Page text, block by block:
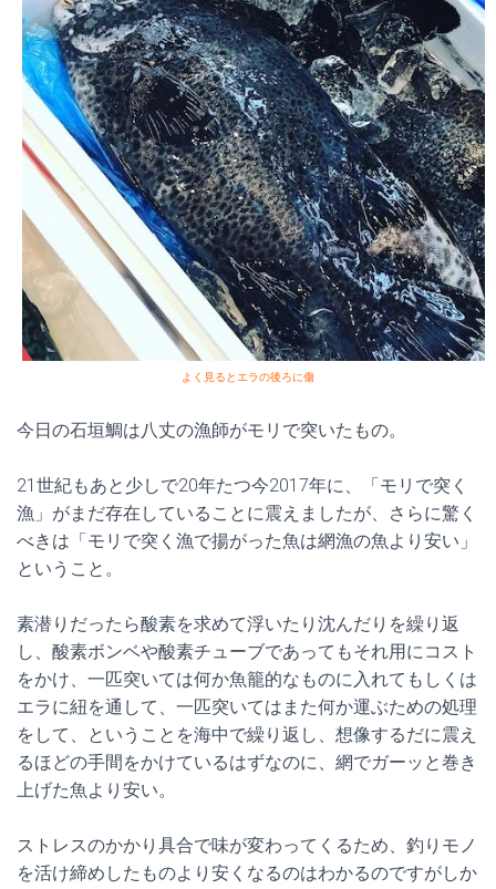
よく見るとエラの後ろに傷
今日の石垣鯛は八丈の漁師がモリで突いたもの。
21世紀もあと少しで20年たつ今2017年に、「モリで突く
漁」がまだ存在していることに震えましたが、さらに驚く
べきは「モリで突く漁で揚がった魚は網漁の魚より安い」
ということ。
素潜りだったら酸素を求めて浮いたり沈んだりを繰り返
し、酸素ボンベや酸素チューブであってもそれ用にコスト
をかけ、一匹突いては何か魚籠的なものに入れてもしくは
エラに紐を通して、一匹突いてはまた何か運ぶための処理
をして、ということを海中で繰り返し、想像するだに震え
るほどの手間をかけているはずなのに、網でガーッと巻き
上げた魚より安い。
ストレスのかかり具合で味が変わってくるため、釣りモノ
を活け締めしたものより安くなるのはわかるのですがしか